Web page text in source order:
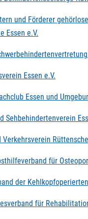
und Förderer
Essen e.V.
Essen e.V.
Essen und
Sehbehindertenverein
Verkehrsverein
für
der
für